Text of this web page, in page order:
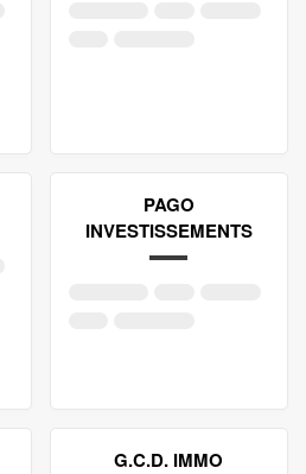
PAGO
INVESTISSEMENTS
G.C.D. IMMO